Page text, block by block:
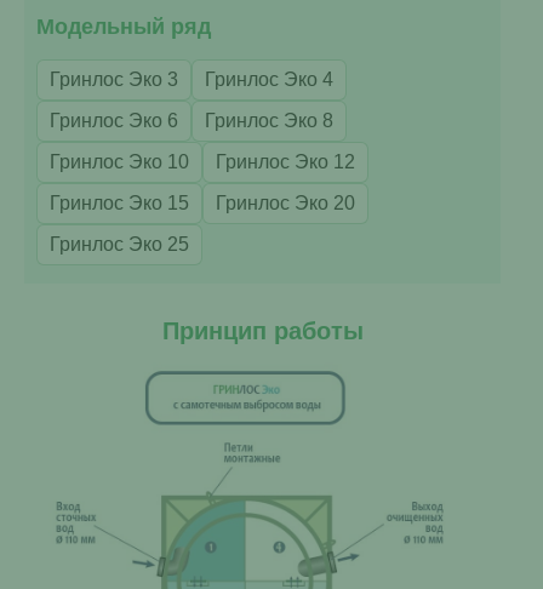
Модельный ряд
Гринлос Эко 3
Гринлос Эко 4
Гринлос Эко 6
Гринлос Эко 8
Гринлос Эко 10
Гринлос Эко 12
Гринлос Эко 15
Гринлос Эко 20
Гринлос Эко 25
Принцип работы